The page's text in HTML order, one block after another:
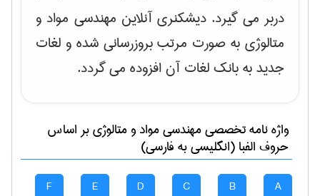
دربر می گیرد. دیشکنری آنلاین مهندسی مواد و
متالوژی به صورت مرتب بروزرسانی شده و لغات
جدید به بانک لغات آن افزوده می گردد.
واژه نامه تخصصیمهندسی مواد و متالوژیبر اساس
حروف الفبا (انگلیسی به فارسی)
A
B
C
D
E
F